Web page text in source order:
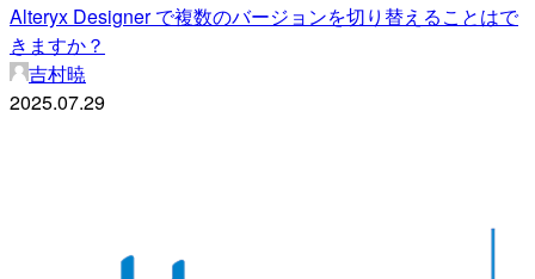
Alteryx Designer で複数のバージョンを切り替えることはで
きますか？
吉村暁
2025.07.29